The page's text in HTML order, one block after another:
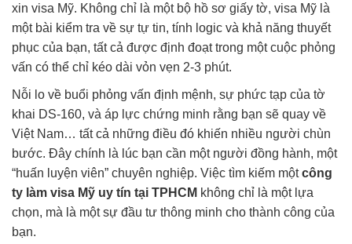
xin visa Mỹ. Không chỉ là một bộ hồ sơ giấy tờ, visa Mỹ là
một bài kiểm tra về sự tự tin, tính logic và khả năng thuyết
phục của bạn, tất cả được định đoạt trong một cuộc phỏng
vấn có thể chỉ kéo dài vỏn vẹn 2-3 phút.
Nỗi lo về buổi phỏng vấn định mệnh, sự phức tạp của tờ
khai DS-160, và áp lực chứng minh rằng bạn sẽ quay về
Việt Nam… tất cả những điều đó khiến nhiều người chùn
bước. Đây chính là lúc bạn cần một người đồng hành, một
“huấn luyện viên” chuyên nghiệp. Việc tìm kiếm mộtcông
ty làm visa Mỹ uy tín tại TPHCM không chỉ là một lựa
chọn, mà là một sự đầu tư thông minh cho thành công của
bạn.